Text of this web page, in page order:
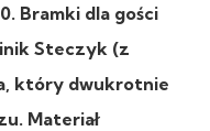
Bramki dla gości
Steczyk (z
który dwukrotnie
Materiał